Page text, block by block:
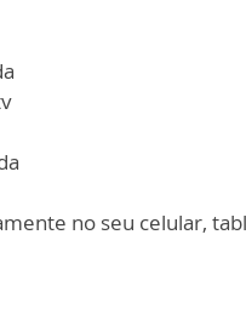
no seu celular,